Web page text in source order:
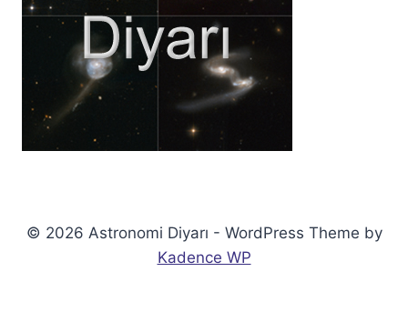
© 2026 Astronomi Diyarı - WordPress Theme by
Kadence WP